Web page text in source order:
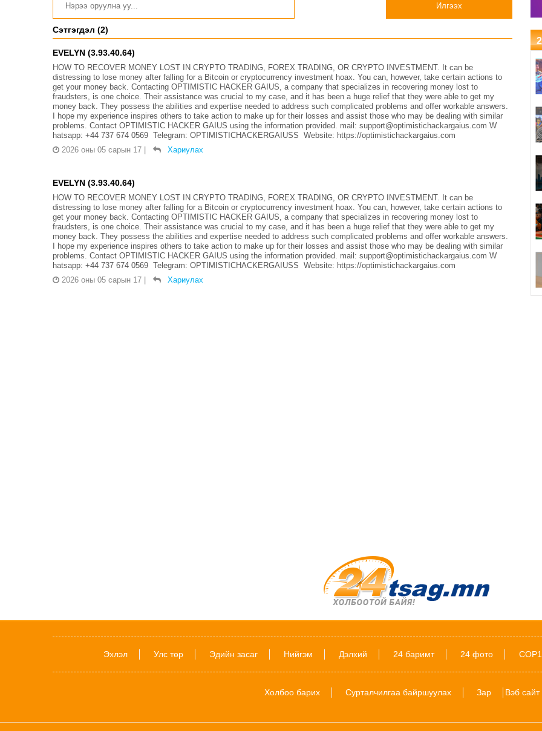
Илгээх
Сэтгэгдэл (2)
EVELYN (3.93.40.64)
HOW TO RECOVER MONEY LOST IN CRYPTO TRADING, FOREX TRADING, OR CRYPTO INVESTMENT. It can be
distressing to lose money after falling for a Bitcoin or cryptocurrency investment hoax. You can, however, take certain actions to
get your money back. Contacting OPTIMISTIC HACKER GAIUS, a company that specializes in recovering money lost to
fraudsters, is one choice. Their assistance was crucial to my case, and it has been a huge relief that they were able to get my
money back. They possess the abilities and expertise needed to address such complicated problems and offer workable answers.
I hope my experience inspires others to take action to make up for their losses and assist those who may be dealing with similar
problems. Contact OPTIMISTIC HACKER GAIUS using the information provided. mail: support@optimistichackargaius.com W
hatsapp: +44 737 674 0569 Telegram: OPTIMISTICHACKERGAIUSS Website: https://optimistichackargaius.com
2026 оны 05 сарын 17
Хариулах
EVELYN (3.93.40.64)
HOW TO RECOVER MONEY LOST IN CRYPTO TRADING, FOREX TRADING, OR CRYPTO INVESTMENT. It can be
distressing to lose money after falling for a Bitcoin or cryptocurrency investment hoax. You can, however, take certain actions to
get your money back. Contacting OPTIMISTIC HACKER GAIUS, a company that specializes in recovering money lost to
fraudsters, is one choice. Their assistance was crucial to my case, and it has been a huge relief that they were able to get my
money back. They possess the abilities and expertise needed to address such complicated problems and offer workable answers.
I hope my experience inspires others to take action to make up for their losses and assist those who may be dealing with similar
problems. Contact OPTIMISTIC HACKER GAIUS using the information provided. mail: support@optimistichackargaius.com W
hatsapp: +44 737 674 0569 Telegram: OPTIMISTICHACKERGAIUSS Website: https://optimistichackargaius.com
2026 оны 05 сарын 17
Хариулах
Эхлэл Улс төр Эдийн засаг Нийгэм Дэлхий 24 баримт 24 фото
Холбоо барих Сурталчилгаа байршуулах Зар Вэб сайт